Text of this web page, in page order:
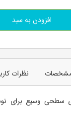
نظرات
سطحی وسیع برای